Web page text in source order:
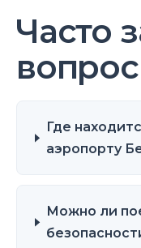
Часто
Где
аэропорту
Можно ли